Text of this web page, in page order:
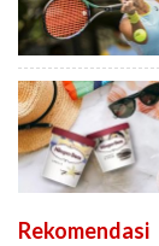
Rekomendasi